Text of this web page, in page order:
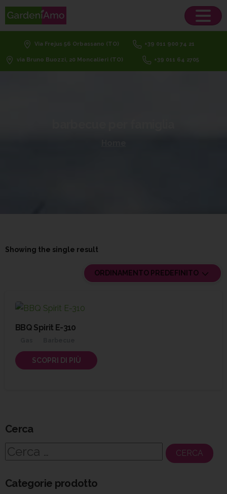
Via Frejus 56 Orbassano (TO) +39 011 900 74 21
via Bruno Buozzi, 20 Moncalieri (TO) +39 011 64 2705
Showing the single result
ORDINAMENTO PREDEFINITO
BBQ Spirit E-310
SCOPRI DI PIÙ
Cerca
Ricerca
Categorie prodotto